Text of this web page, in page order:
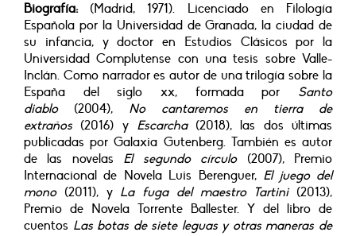
Biografía:(Madrid, 1971). Licenciado en Filología
Española por la Universidad de Granada, la ciudad de
su infancia, y doctor en Estudios Clásicos por la
Universidad Complutense con una tesis sobre Valle-
Inclán. Como narrador es autor de una trilogía sobre la
España del siglo xx, formada por Santo
diablo(2004), No cantaremos en tierra de
extraños (2016) y Escarcha (2018), las dos últimas
publicadas por Galaxia Gutenberg. También es autor
de las novelas El segundo círculo(2007), Premio
Internacional de Novela Luis Berenguer, El juego del
mono(2011), y La fuga del maestro Tartini (2013),
Premio de Novela Torrente Ballester. Y del libro de
cuentos Las botas de siete leguas y otras maneras de